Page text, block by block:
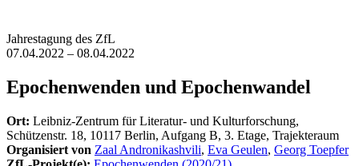
Jahrestagung des ZfL
07.04.2022 – 08.04.2022
Epochenwenden und Epochenwandel
Ort: Leibniz-Zentrum für Literatur- und Kulturforschung,
Schützenstr. 18, 10117 Berlin, Aufgang B, 3. Etage, Trajekteraum
Organisiert von Zaal Andronikashvili, Eva Geulen, Georg Toepfer